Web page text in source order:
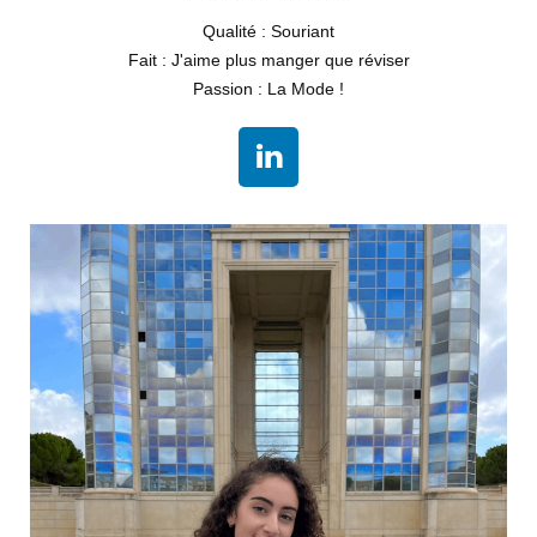
Qualité : Souriant
Fait : J'aime plus manger que réviser
Passion : La Mode !